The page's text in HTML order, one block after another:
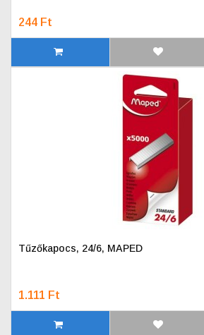
244 Ft
Tűzőkapocs, 24/6, MAPED
1.111 Ft